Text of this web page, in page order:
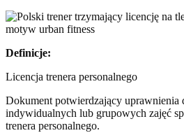
Definicje:
Licencja trenera personalnego
Dokument potwierdzający uprawnienia
indywidualnych lub grupowych zajęć
trenera personalnego.